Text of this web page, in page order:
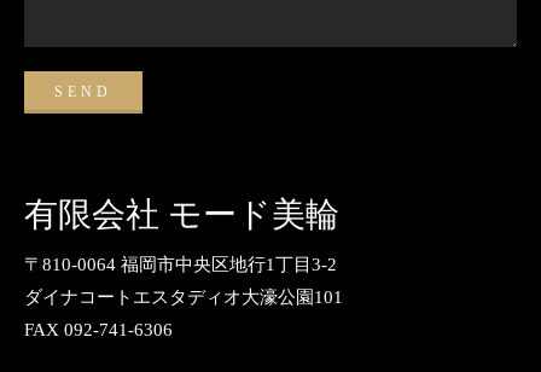
有限会社 モード美輪
〒810-0064 福岡市中央区地行1丁目3-2
ダイナコートエスタディオ大濠公園101
FAX 092-741-6306